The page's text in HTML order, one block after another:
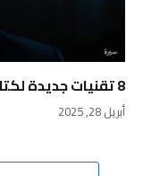
8 تقنيات جديدة لكتابة سيرة ذاتية تتحدى المنافسة
أبريل 28, 2025